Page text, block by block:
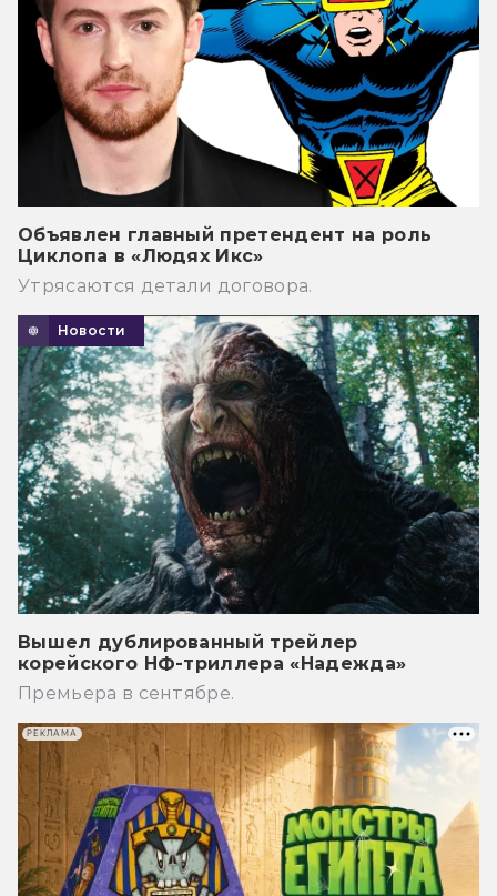
Объявлен главный претендент на роль
Циклопа в «Людях Икс»
Утрясаются детали договора.
Новости
Вышел дублированный трейлер
корейского НФ-триллера «Надежда»
Премьера в сентябре.
РЕКЛАМА